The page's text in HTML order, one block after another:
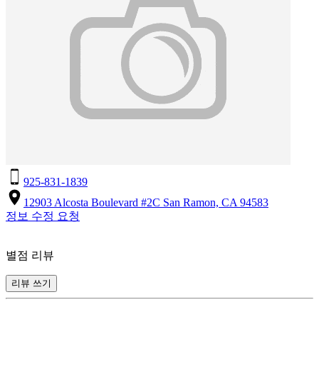
925-831-1839
12903 Alcosta Boulevard #2C San Ramon, CA 94583
정보 수정 요청
별점 리뷰
리뷰 쓰기